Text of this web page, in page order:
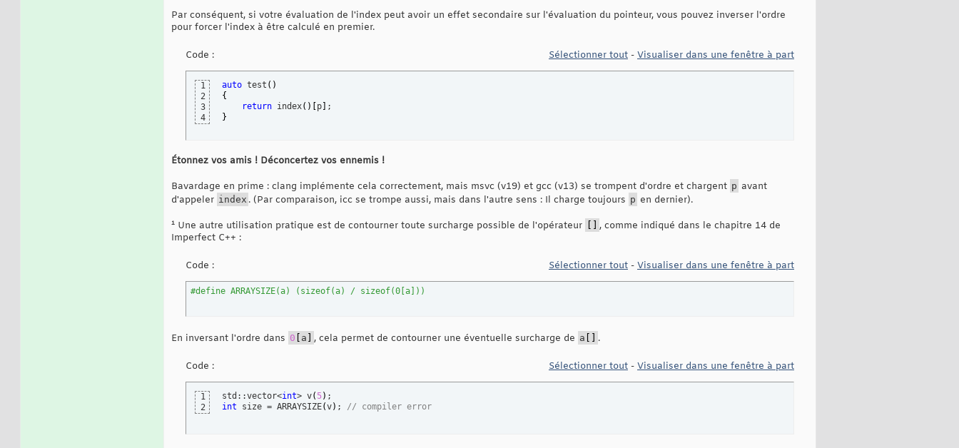
16
17
20
21
22
23
24
25
26
    add     rsp,
40
    ret
    sub     rsp,
    mov     rbx, p      ; fetch p first
    call    index       ; then call index
    movsxd  rcx, rax
    ret
Par conséquent, si votre évaluation de l'index peut avoir un effet secondaire sur l'évaluation du pointeur, vous pouvez inverser l'ordre
pour forcer l'index à être calculé en premier.
Code : Sélectionner tout - Visualiser dans une fenêtre à part
1
2
3
4
auto test ( )
{
return index( ) p
}
Étonnez vos amis ! Déconcertez vos ennemis !
Bavardage en prime : clang implémente cela correctement, mais msvc (v19) et gcc (v13) se trompent d'ordre et chargent p avant
d'appeler index . (Par comparaison, icc se trompe aussi, mais dans l'autre sens : Il charge toujours p en dernier).
¹ Une autre utilisation pratique est de contourner toute surcharge possible de l'opérateur
, comme indiqué dans le chapitre 14 de
Imperfect C++ :
Code : Sélectionner tout - Visualiser dans une fenêtre à part
#define ARRAYSIZE(a) (sizeof(a) / sizeof(0[a]))
En inversant l'ordre dans 0 a , cela permet de contourner une éventuelle surcharge de a .
Code : Sélectionner tout - Visualiser dans une fenêtre à part
1
2
std::vector<int> v( 5)
int size = ARRAYSIZE(v) ; // compiler error